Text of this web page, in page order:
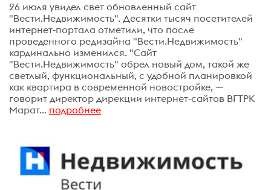
26 июля увидел свет обновленный сайт
"Вести.Недвижимость". Десятки тысяч посетителей
интернет-портала отметили, что после
проведенного редизайна "Вести.Недвижимость"
кардинально изменился. "Сайт
"Вести.Недвижимость" обрел новый дом, такой же
светлый, функциональный, с удобной планировкой
как квартира в современной новостройке, —
говорит директор дирекции интернет-сайтов ВГТРК
Марат... подробнее